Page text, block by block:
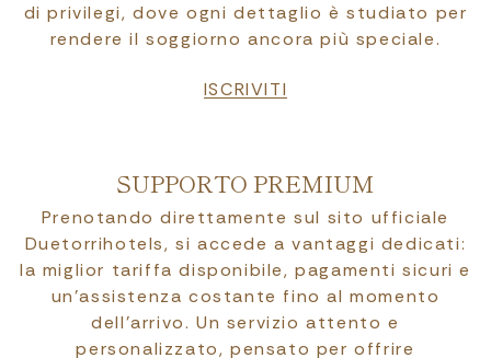
di privilegi, dove ogni dettaglio è studiato per
rendere il soggiorno ancora più speciale.
ISCRIVITI
SUPPORTO PREMIUM
Prenotando direttamente sul sito ufficiale
Duetorrihotels, si accede a vantaggi dedicati:
la miglior tariffa disponibile, pagamenti sicuri e
un’assistenza costante fino al momento
dell’arrivo. Un servizio attento e
personalizzato, pensato per offrire